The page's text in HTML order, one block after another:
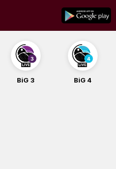
content
BiG 3 BiG 4